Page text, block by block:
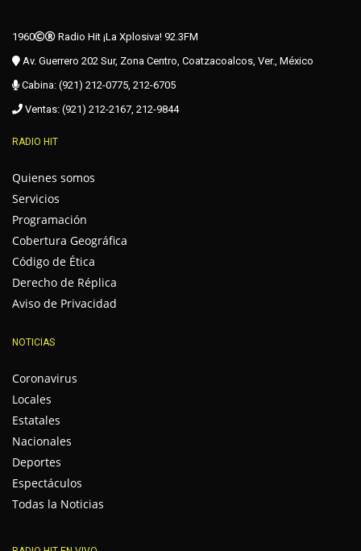
1960
Radio Hit ¡La Xplosiva! 92.3FM
Av. Guerrero 202 Sur, Zona Centro, Coatzacoalcos, Ver., México
Cabina: (921) 212-0775, 212-6705
Ventas: (921) 212-2167, 212-9844
RADIO HIT
Quienes somos
Servicios
Programación
Cobertura Geográfica
Código de Ética
Derecho de Réplica
Aviso de Privacidad
NOTICIAS
Coronavirus
Locales
Estatales
Nacionales
Deportes
Espectáculos
Todas la Noticias